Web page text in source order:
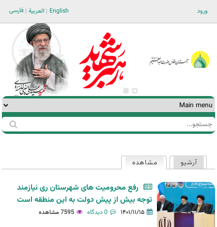
ورود فارسی العربية English
فرم
جستجو
اولیه
آرشیو مشاهده
رفع محرومیت های شهرستان ری نیازمند
توجه بیش از پیش دولت به این منطقه است
۱۴۰۱/۱۱/۱۵ 0 دیدگاه 7595 مشاهده